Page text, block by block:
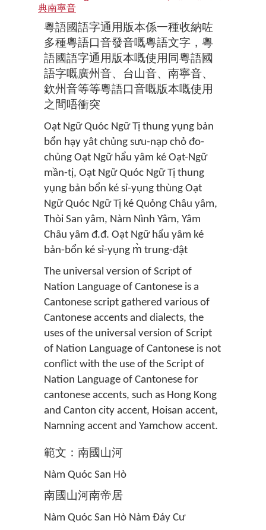
典南寧音
粵語國語字通用版本係一種收納咗
多種粵語口音發音嘅粵語文字，粵
語國語字通用版本嘅使用同粵語國
語字嘅廣州音、台山音、南寧音、
欽州音等等粵語口音嘅版本嘅使用
之間唔衝突
Oạt Ngữ Quóc Ngữ Tị thung yụng bản
bổn hạy yât chủng sưu-nạp chỏ đo-
chủng Oạt Ngữ hẩu yâm ké Oạt-Ngữ
mần-tị, Oạt Ngữ Quóc Ngữ Tị thung
yụng bản bổn ké sỉ-yụng thùng Oạt
Ngữ Quóc Ngữ Tị ké Quỏng Châu yâm,
Thòi San yâm, Nàm Nình Yâm, Yâm
Châu yâm đ.đ. Oạt Ngữ hẩu yâm ké
bản-bổn ké sỉ-yụng m̀ trung-đật
The universal version of Script of
Nation Language of Cantonese is a
Cantonese script gathered various of
Cantonese accents and dialects, the
uses of the universal version of Script
of Nation Language of Cantonese is not
conflict with the use of the Script of
Nation Language of Cantonese for
cantonese accents, such as Hong Kong
and Canton city accent, Hoisan accent,
Namning accent and Yamchow accent.
範文：南國山河
Nàm Quóc San Hò
南國山河南帝居
Nàm Quóc San Hò Nàm Đáy Cư